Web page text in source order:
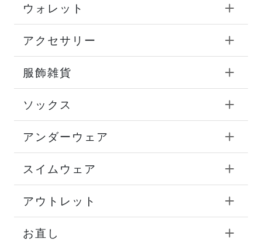
ウォレット
アクセサリー
服飾雑貨
ソックス
アンダーウェア
スイムウェア
アウトレット
お直し